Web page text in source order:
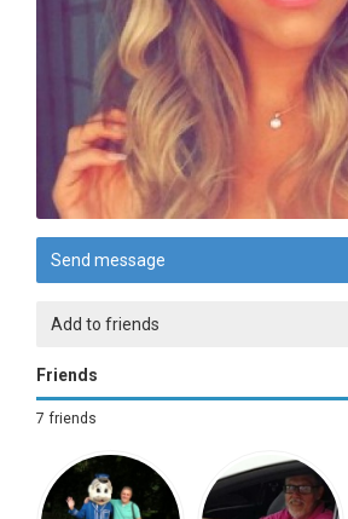
Send message
Add to friends
Friends
7 friends